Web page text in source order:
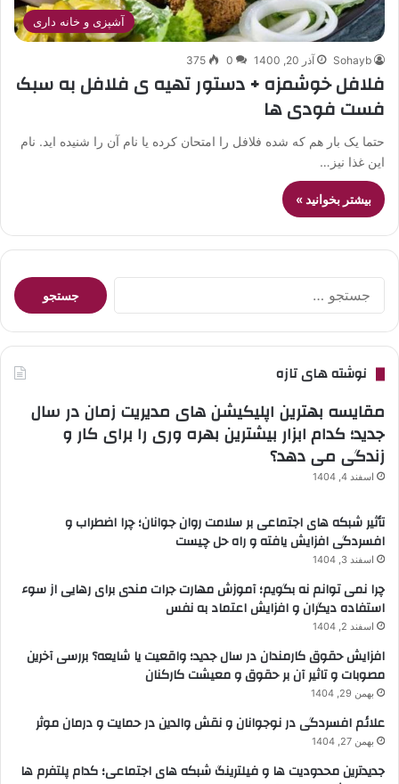
آشپزی و خانه داری
Sohayb آذر 20, 1400 0
375
فلافل خوشمزه + دستور تهیه ی فلافل به سبک
فست فودی ها
حتما یک بار هم که شده فلافل را امتحان کرده یا نام آن را شنیده اید. نام
این غذا نیز…
بیشتر بخوانید »
جستجو
برای:
نوشته های تازه
مقایسه بهترین اپلیکیشن های مدیریت زمان در سال
جدید؛ کدام ابزار بیشترین بهره وری را برای کار و
زندگی می دهد؟
اسفند 4, 1404
تأثیر شبکه های اجتماعی بر سلامت روان جوانان؛ چرا اضطراب و
افسردگی افزایش یافته و راه حل چیست
اسفند 3, 1404
چرا نمی توانم نه بگویم؛ آموزش مهارت جرات مندی برای رهایی از سوء
استفاده دیگران و افزایش اعتماد به نفس
اسفند 2, 1404
افزایش حقوق کارمندان در سال جدید؛ واقعیت یا شایعه؟ بررسی آخرین
مصوبات و تاثیر آن بر حقوق و معیشت کارکنان
بهمن 29, 1404
علائم افسردگی در نوجوانان و نقش والدین در حمایت و درمان موثر
بهمن 27, 1404
جدیدترین محدودیت ها و فیلترینگ شبکه های اجتماعی؛ کدام پلتفرم ها